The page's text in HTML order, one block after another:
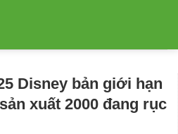
Disney bản giới hạn
xuất 2000 đang rục